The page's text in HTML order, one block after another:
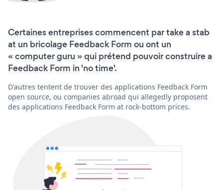
Certaines entreprises commencent par take a stab
at un bricolage Feedback Form ou ont un
« computer guru » qui prétend pouvoir construire a
Feedback Form in 'no time'.
D'autres tentent de trouver des applications Feedback Form
open source, ou companies abroad qui allegedly proposent
des applications Feedback Form at rock-bottom prices.